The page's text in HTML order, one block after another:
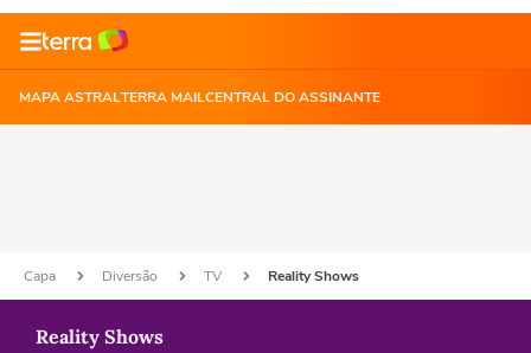
MAPA ASTRALTERRA MAILCENTRAL DO ASSINANTE
Capa Diversão TV Reality Shows
Reality Shows